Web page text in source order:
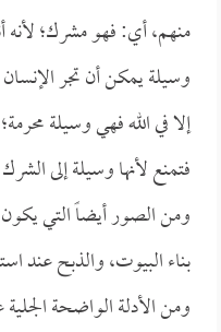
منهم، أي: فهو مشرك؛ لأنه
وسيلة يمكن أن تجر الإنسان
إلا في الله فهي وسيلة
فتمنع لأنها وسيلة إلى
ومن الصور أيضاً التي
بناء البيوت، والذبح عند
ومن الأدلة الواضحة